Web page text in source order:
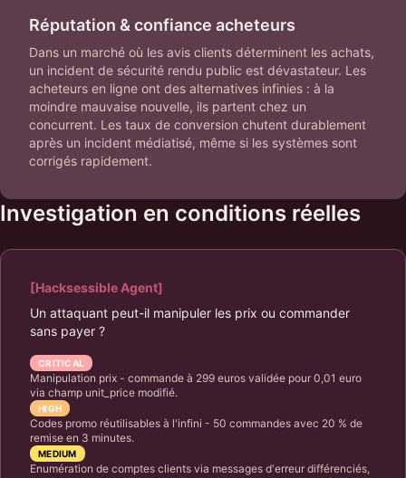
Réputation & confiance acheteurs
Dans un marché où les avis clients déterminent les achats,
un incident de sécurité rendu public est dévastateur. Les
acheteurs en ligne ont des alternatives infinies : à la
moindre mauvaise nouvelle, ils partent chez un
concurrent. Les taux de conversion chutent durablement
après un incident médiatisé, même si les systèmes sont
corrigés rapidement.
Investigation en conditions réelles
[Hacksessible Agent]
Un attaquant peut-il manipuler les prix ou commander
sans payer ?
CRITICAL
Manipulation prix - commande à 299 euros validée pour 0,01 euro
via champ unit_price modifié.
HIGH
Codes promo réutilisables à l'infini - 50 commandes avec 20 % de
remise en 3 minutes.
MEDIUM
Enumération de comptes clients via messages d'erreur différenciés,